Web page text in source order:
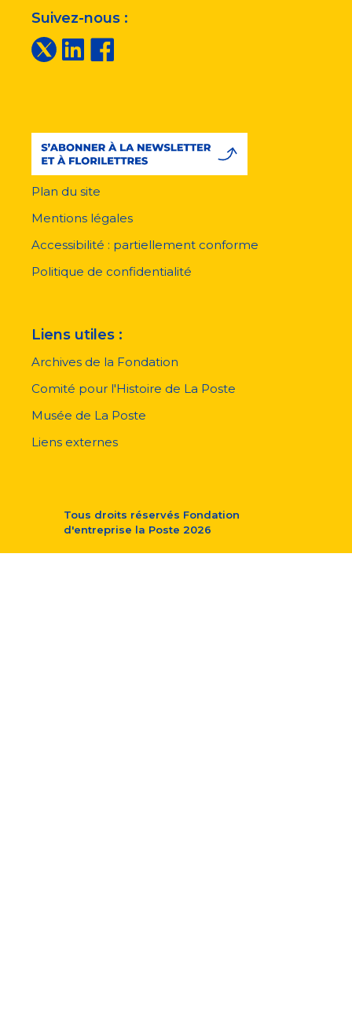
Suivez-nous :
pied
page
Plan du site
Mentions légales
Accessibilité : partiellement conforme
Politique de confidentialité
Liens utiles :
Archives de la Fondation
Comité pour l'Histoire de La Poste
Musée de La Poste
Liens externes
Tous droits réservés Fondation
d'entreprise la Poste 2026